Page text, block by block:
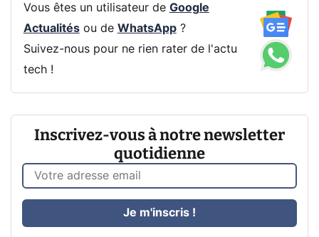
Vous êtes un utilisateur de Google
Actualitésou de WhatsApp?
Suivez-nous pour ne rien rater de l'actu
tech !
Inscrivez-vous à notre newsletter
quotidienne
Je m'inscris !